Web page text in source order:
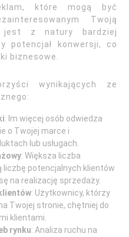
które mogą być
Twoją
jest z natury bardziej
potencjał konwersji, co
biznesowe.
wynikających ze
: Im więcej osób odwiedza
o Twojej marce i
lub usługach.
: Większa liczba
liczbę potencjalnych klientów
na realizację sprzedaży.
: Użytkownicy, którzy
Twojej stronie, chętniej do
klientami.
rynku: Analiza ruchu na